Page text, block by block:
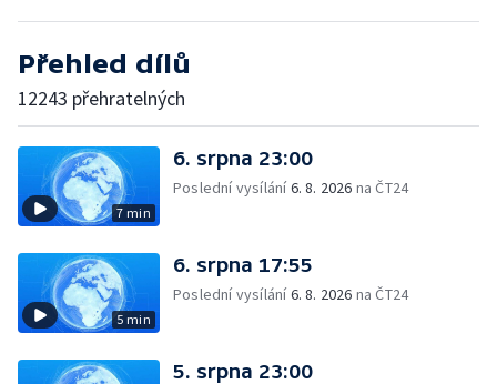
Přehled dílů
12243 přehratelných
7 min
6. srpna 23:00
Poslední vysílání6. 8. 2026 na ČT24
5 min
6. srpna 17:55
Poslední vysílání6. 8. 2026 na ČT24
5. srpna 23:00